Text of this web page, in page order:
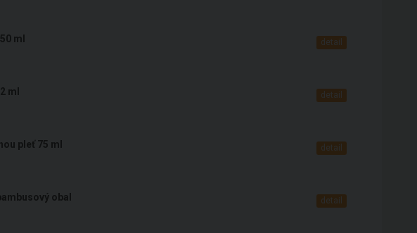
ml detail
ml detail
pleť 75 ml detail
obal detail